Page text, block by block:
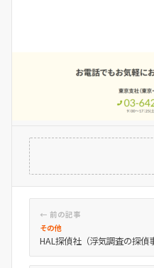
← 前の記事
その他
HAL探偵社（浮気調査の探偵